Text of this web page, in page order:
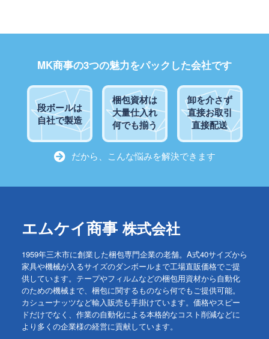
MK商事の3つの魅力をパックした会社です
段ボールは
自社で製造
梱包資材は
大量仕入れ
何でも揃う
卸を介さず
直接お取引
直接配送
だから、こんな悩みを解決できます
エムケイ商事 株式会社
1959年三木市に創業した梱包専門企業の老舗。A式40サイズから
家具や機械が入るサイズのダンボールまで工場直販価格でご提
供しています。テープやフィルムなどの梱包用資材から自動化
のための機械まで、梱包に関するものなら何でもご提供可能。
カシューナッツなど輸入販売も手掛けています。価格やスピー
ドだけでなく、作業の自動化による本格的なコスト削減などに
より多くの企業様の経営に貢献しています。